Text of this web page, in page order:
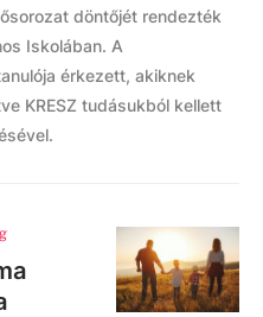
döntőjét rendezték
Iskolában. A
érkezett, akiknek
KRESZ tudásukból kellett